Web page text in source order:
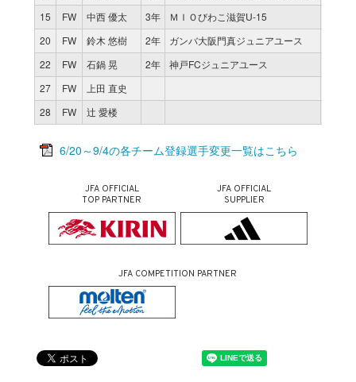
15
FW 中西 優太 3年 ＭＩＯびわこ滋賀U-15
20
FW 鈴木 悠樹 2年 ガンバ大阪門真ジュニアユース
22
FW 石鍋 晃 2年 神戸FCジュニアユース
27
FW 上田 直史
28
FW 辻 愛楼
6/20～9/4の各チーム登録選手変更一覧はこちら
JFA OFFICIAL
TOP PARTNER
JFA OFFICIAL
SUPPLIER
JFA COMPETITION PARTNER